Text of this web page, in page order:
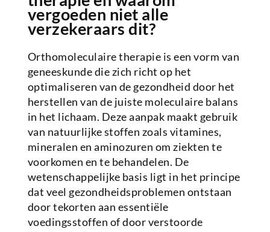
vergoeden niet alle
verzekeraars dit?
Orthomoleculaire therapie is een vorm van
geneeskunde die zich richt op het
optimaliseren van de gezondheid door het
herstellen van de juiste moleculaire balans
in het lichaam. Deze aanpak maakt gebruik
van natuurlijke stoffen zoals vitamines,
mineralen en aminozuren om ziekten te
voorkomen en te behandelen. De
wetenschappelijke basis ligt in het principe
dat veel gezondheidsproblemen ontstaan
door tekorten aan essentiële
voedingsstoffen of door verstoorde